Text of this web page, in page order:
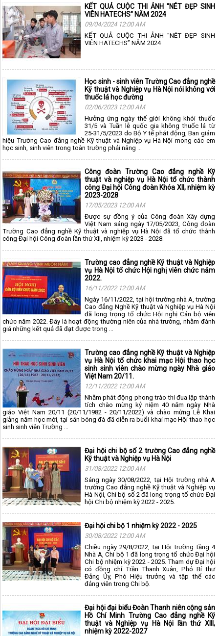
KẾT QUẢ CUỘC THI ẢNH "NÉT ĐẸP SINH
VIÊN HATECHS" NĂM 2024
09/04/2024 12:00 AM
KẾT QUẢ CUỘC THI ẢNH "NÉT ĐẸP SINH
VIÊN HATECHS” NĂM 2024
Học sinh - sinh viên Trường Cao đẳng nghề
Kỹ thuật và Nghiệp vụ Hà Nội nói không với
thuốc lá học đường
02/06/2023 12:00 AM
Hưởng ứng ngày thế giới không khói thuốc
31/5 và Tuần lễ quốc gia không thuốc lá từ
25-31/5/2023 do Bộ Y tế phát động, Ban giám
hiệu Trường Cao đẳng nghề Kỹ thuật và Nghiệp vụ Hà Nội mong các em
học sinh, sinh viên trong toàn trường phải nâng ...
Công đoàn Trường Cao đẳng nghề Kỹ
thuật và nghiệp vụ Hà Nội tổ chức thành
công Đại hội Công đoàn Khóa XII, nhiệm kỳ
2023-2028
17/05/2023 12:00 AM
Được sự đồng ý của Công đoàn Xây dựng
Việt Nam sáng ngày 17/05/2023, Công đoàn
Trường Cao đẳng nghề Kỹ thuật và nghiệp vụ Hà Nội đã tổ chức thành
công Đại hội Công đoàn lần thứ XII, nhiệm kỳ 2023 - 2028.
Trường cao đẳng nghề Kỹ thuật và Nghiệp
vụ Hà Nội tổ chức Hội nghị viên chức năm
2022.
16/11/2022 12:00 AM
Ngày 16/11/2022, tại hội trường nhà A, trường
Cao đẳng Nghề Kỹ thuật và Nghiệp vụ Hà Nội
đã long trọng tổ chức Hội nghị Cán bộ viên
chức năm 2022. Đây là hoạt động thường niên của nhà trường, nhằm đánh
giá những kết quả đã đạt được trong ...
Trường cao đẳng nghề Kỹ thuật và Nghiệp
vụ Hà Nội tổ chức khai mạc Hội thao học
sinh sinh viên chào mừng ngày Nhà giáo
Việt Nam 20/11.
12/11/2022 12:00 AM
Nhằm phát động phong trào thi đua lập thành
tích chào mừng kỷ niệm 40 năm ngày Nhà
giáo Việt Nam 20/11 (20/11/1982 - 20/11/2022) và chào mừng Lễ Khai
giảng năm học mới, tại sân bóng đá đã diễn ra buổi khai mạc Hội thao học
sinh sinh viên Trường ...
Đại hội chi bộ số 2 trường Cao đẳng nghề
Kỹ thuật và Nghiệp vụ Hà Nội
31/08/2022 12:00 AM
Sáng ngày 30/08/2022, tại Hội trường nhà A
trường Cao đẳng nghề Kỹ thuật và Nghiệp vụ
Hà Nội, Chi bộ số 2 đã long trọng tổ chức Đại
hội Chi bộ nhiệm kỳ 2022 - 2025.
Đại hội chi bộ 1 nhiệm kỳ 2022 - 2025
30/08/2022 12:00 AM
Chiều ngày 29/8/2022, tại Hội trường tầng 4
Nhà A, Chi bộ 1 đã long trọng tổ chức Đại hội
Chi bộ nhiệm kỳ 2022 - 2025. Tham dự Đại hội
có đồng chí Trần Thanh Xuân, Phó Bí thư
Đảng Ủy, Phó Hiệu trưởng và tập thể các
đảng viên trong Chi bộ.
Đại hội đại biểu Đoàn Thanh niên cộng sản
Hồ Chí Minh Trường Cao đẳng nghề Kỹ
thuật và Nghiệp vụ Hà Nội lần thứ XIII,
nhiệm kỳ 2022-2027